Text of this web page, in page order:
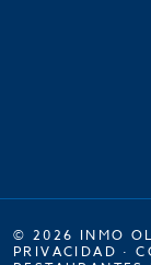
© 2026 INMO
PRIVACIDAD ·